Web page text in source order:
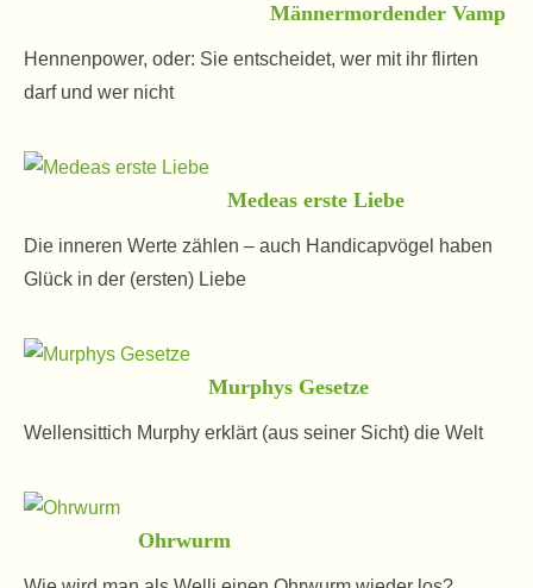
Männermordender Vamp
Hennenpower, oder: Sie entscheidet, wer mit ihr flirten
darf und wer nicht
Medeas erste Liebe
Die inneren Werte zählen – auch Handicapvögel haben
Glück in der (ersten) Liebe
Murphys Gesetze
Wellensittich Murphy erklärt (aus seiner Sicht) die Welt
Ohrwurm